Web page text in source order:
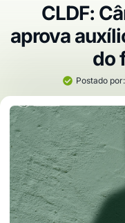
CLDF:
aprova
do
Postado por: